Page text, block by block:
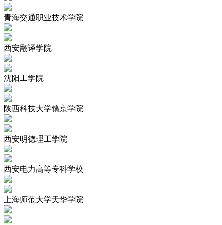
青海交通职业技术学院
西安翻译学院
沈阳工学院
陕西科技大学镐京学院
西安明德理工学院
西安电力高等专科学校
上海师范大学天华学院